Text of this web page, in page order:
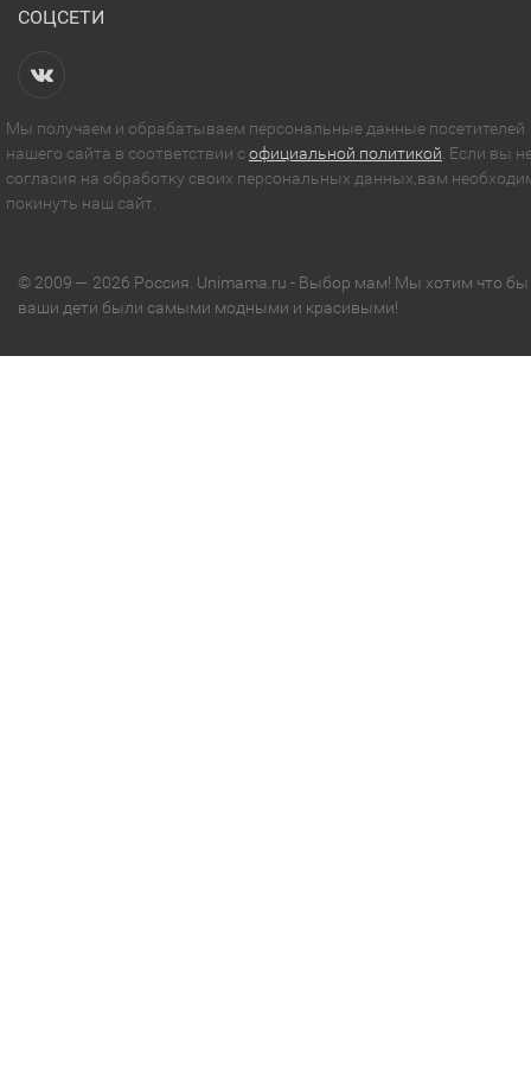
СОЦСЕТИ
Мы получаем и обрабатываем персональные данные посетителей
нашего сайта в соответствии софициальной политикой. Если вы
согласия на обработку своих персональных данных,вам
покинуть наш сайт.
© 2009 — 2026 Россия. Unimama.ru - Выбор мам! Мы хотим что бы
ваши дети были самыми модными и красивыми!